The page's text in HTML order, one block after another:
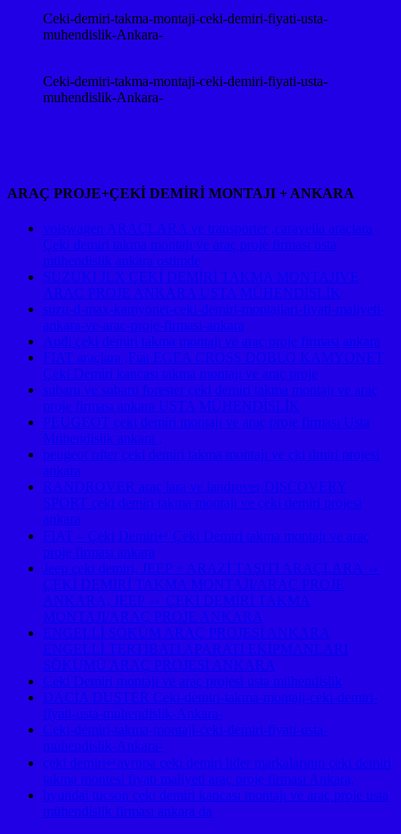
Ceki-demiri-takma-montaji-ceki-demiri-fiyati-usta-
muhendislik-Ankara-
Ceki-demiri-takma-montaji-ceki-demiri-fiyati-usta-
muhendislik-Ankara-
ARAÇ PROJE+ÇEKİ DEMİRİ MONTAJI + ANKARA
volswagen ARAÇLARA ve transporter ,caravella araçlara
Çeki demiri takma montajı ve araç proje firması usta
mühendislik ankara ostimde
SUZUKI JLX ÇEKİ DEMİRİ TAKMA MONTAJIVE
ARAÇ PROJE ANKARA USTA MÜHENDİSLİK
suzu-d-max-kamyonet-ceki-demiri-montajlari-fiyati-maliyeti-
ankara-ve-arac-proje-firmasi-ankara
Audi çeki demiri takma montajı ve araç proje firması ankara
FIAT araçlara ,Fıat EGEA CROSS DOBLO KAMYONET
Çeki Demiri kancası takma montajı ve araç proje
subaru ve subaru forester çeki demiri takma montajı ve araç
proje firması ankara USTA MÜHENDİSLİK
PEUGEOT çeki demiri montajı ve araç proje firması Usta
Mühendislik ankara ,
peugeot rıfter çeki demiri takma montajı ve çki dmiri projesi
ankara
RANDROVER araç lara ve landrover DISCOVERY
SPORT çeki demiri takma montajı ve çeki demiri projesi
ankara
FIAT – Çeki Demiri↵ Çeki Demiri takma montajı ve araç
proje firması ankara
Jeep çeki demiri, JEEP + ARAZİ TAŞITI ARAÇLARA ⇔
ÇEKİ DEMİRİ TAKMA MONTAJI/ARAÇ PROJE
ANKARA, JEEP ⇔ ÇEKİ DEMİRİ TAKMA
MONTAJI/ARAÇ PROJE ANKARA
ENGELLİ SÖKÜM ARAÇ PROJESİ ANKARA
ENGELLİ TERTİBATI APARATI EKİPMANLARI
SÖKÜMÜ ARAÇ PROJESİ ANKARA
Çeki Demiri montajı ve araç projesi usta mühendislik
DACİA DUSTER Ceki-demiri-takma-montaji-ceki-demiri-
fiyati-usta-muhendislik-Ankara-
Ceki-demiri-takma-montaji-ceki-demiri-fiyati-usta-
muhendislik-Ankara-
çeki demiri↵avrupa çeki demiri lider markalarının çeki demiri
takma montesi fiyatı maliyeti araç proje firması Ankara,
hyundai tucson çeki demiri kancası montajı ve araç proje usta
mühendislik firması ankara da